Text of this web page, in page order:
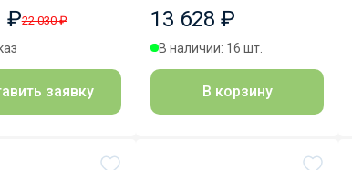
₽22 030 ₽
заявку
13 628 ₽
В наличии: 16 шт.
В корзину